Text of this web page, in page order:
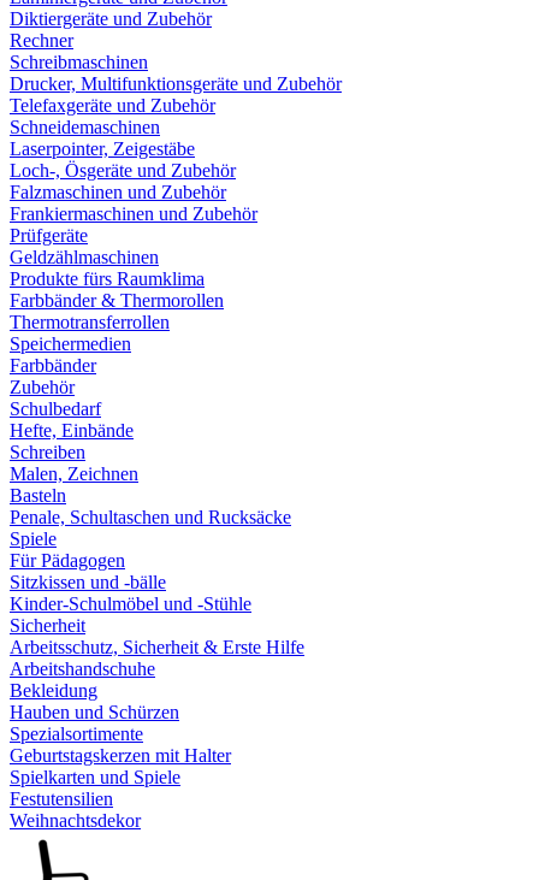
Diktiergeräte und Zubehör
Rechner
Schreibmaschinen
Drucker, Multifunktionsgeräte und Zubehör
Telefaxgeräte und Zubehör
Schneidemaschinen
Laserpointer, Zeigestäbe
Loch-, Ösgeräte und Zubehör
Falzmaschinen und Zubehör
Frankiermaschinen und Zubehör
Prüfgeräte
Geldzählmaschinen
Produkte fürs Raumklima
Farbbänder & Thermorollen
Thermotransferrollen
Speichermedien
Farbbänder
Zubehör
Schulbedarf
Hefte, Einbände
Schreiben
Malen, Zeichnen
Basteln
Penale, Schultaschen und Rucksäcke
Spiele
Für Pädagogen
Sitzkissen und -bälle
Kinder-Schulmöbel und -Stühle
Sicherheit
Arbeitsschutz, Sicherheit & Erste Hilfe
Arbeitshandschuhe
Bekleidung
Hauben und Schürzen
Spezialsortimente
Geburtstagskerzen mit Halter
Spielkarten und Spiele
Festutensilien
Weihnachtsdekor